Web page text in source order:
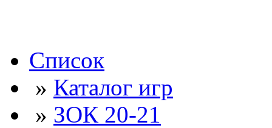
Список
» Каталог игр
» ЗОК 20-21